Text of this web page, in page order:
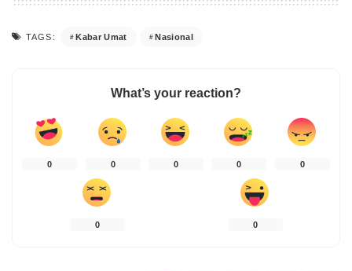
TAGS: Kabar Umat Nasional
What’s your reaction?
0 0 0 0 0
0 0